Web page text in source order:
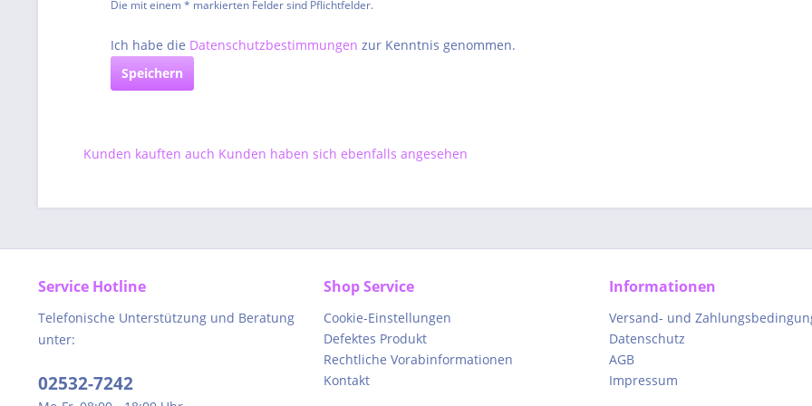
Die mit einem * markierten Felder sind Pflichtfelder.
Ich habe die Datenschutzbestimmungen zur Kenntnis genommen.
Speichern
Kunden kauften auch Kunden haben sich ebenfalls angesehen
Service Hotline
Telefonische Unterstützung und Beratung
unter:
02532-7242
Shop Service
Cookie-Einstellungen
Defektes Produkt
Rechtliche Vorabinformationen
Kontakt
Informationen
Versand- und
Datenschutz
AGB
Impressum